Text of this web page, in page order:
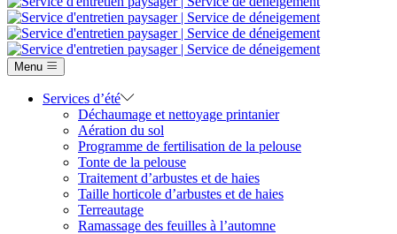
Menu
Services d’été
Déchaumage et nettoyage printanier
Aération du sol
Programme de fertilisation de la pelouse
Tonte de la pelouse
Traitement d’arbustes et de haies
Taille horticole d’arbustes et de haies
Terreautage
Ramassage des feuilles à l’automne